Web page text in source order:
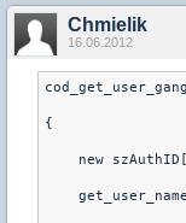
Chmielik
16.06.2012
{
new